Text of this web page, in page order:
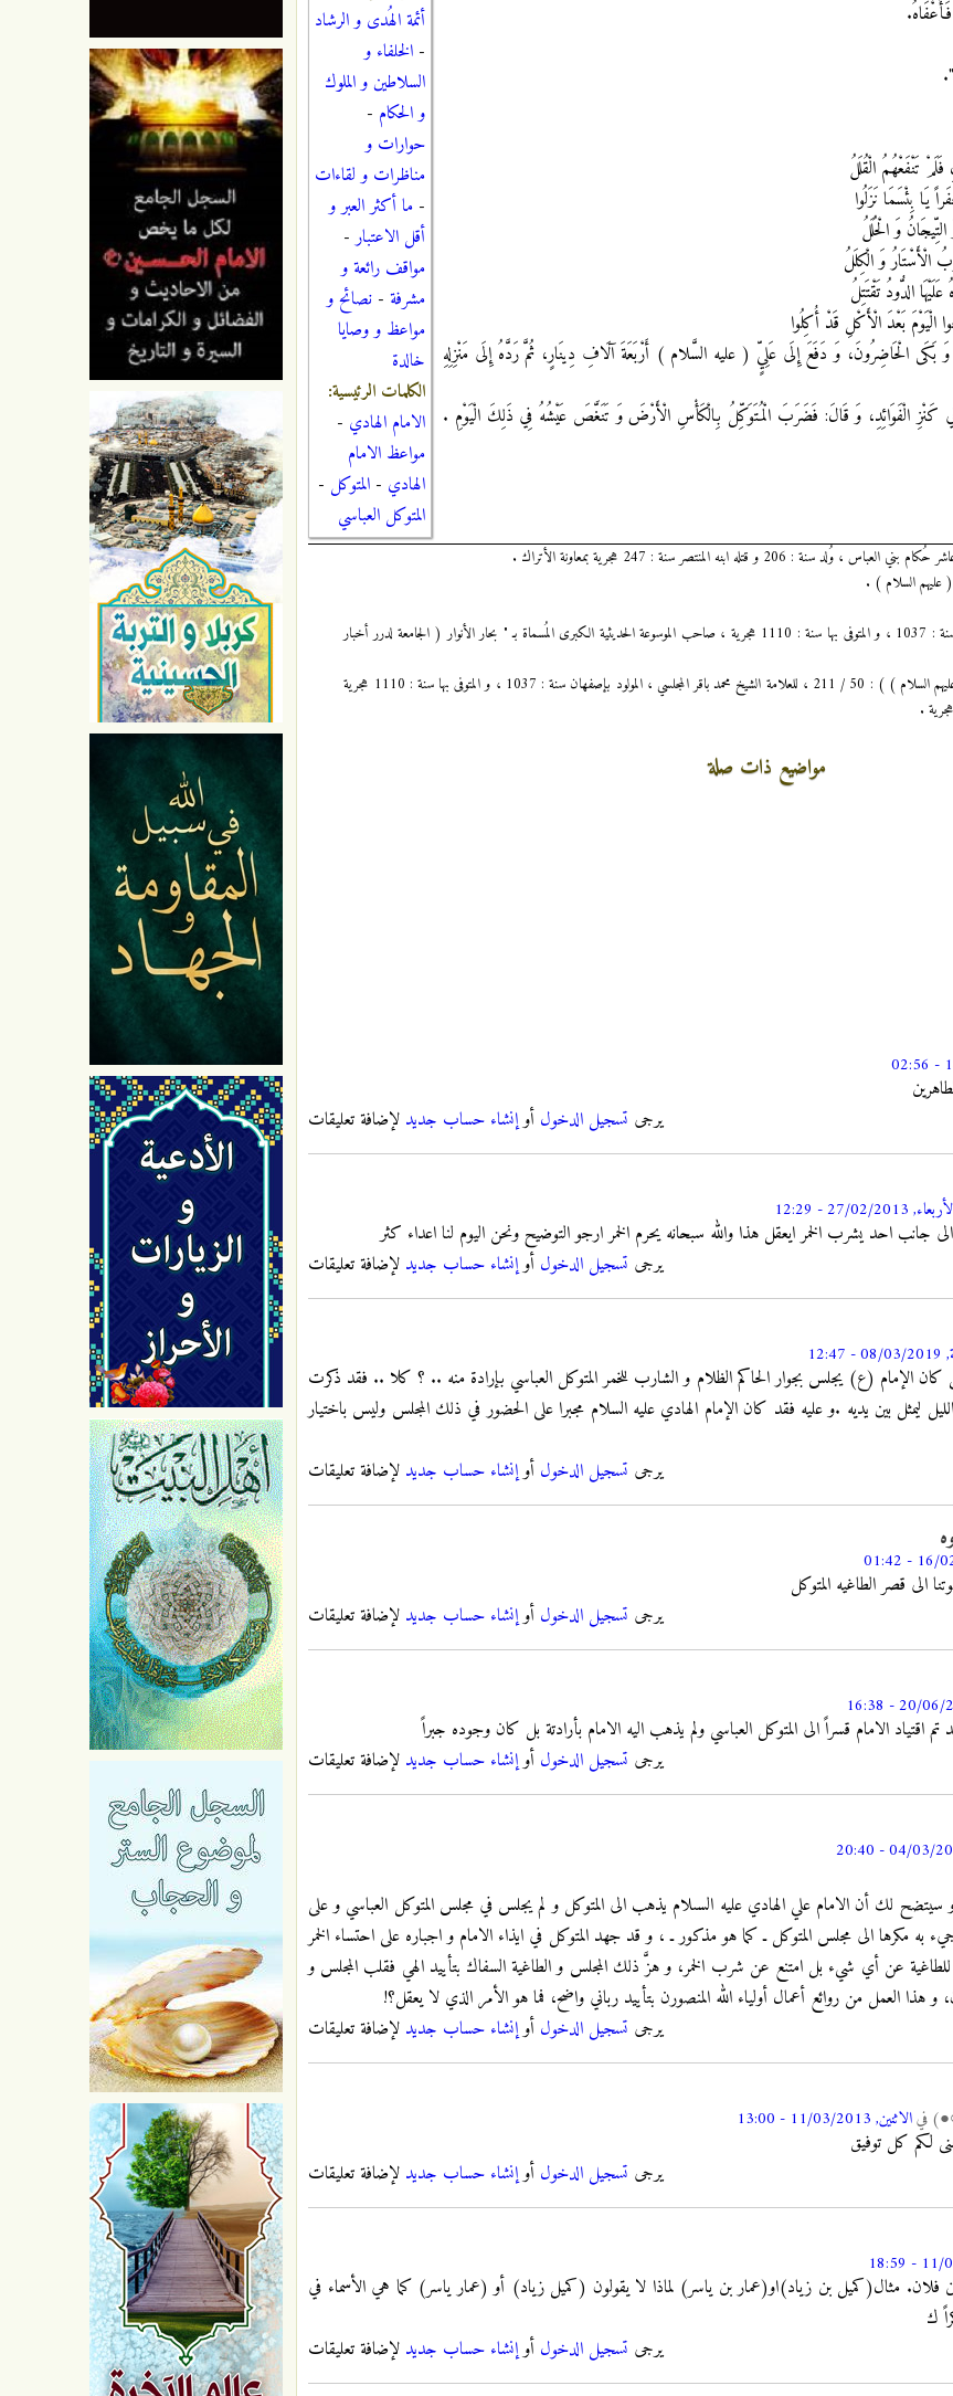
أئمة الهُدى و الرشاد
- الخلفاء و
السلاطين و الملوك
و الحكام -
حوارات و
مناظرات و لقاءات
- ما أكثر العبر و
أقل الاعتبار-
مواقف رائعة و
مشرفة - نصائح و
مواعظ و وصايا
خالدة
الكلمات الرئيسية:
الامام الهادي -
مواعظ الامام
الهادي - المتوكل -
المتوكل العباسي
تَنْفَعْهُمُ الْقُلَلُ‏
يَا بِئْسَمَا نَزَلُوا
وَ الْحُلَلُ‏
الْأَسْتَارُ وَ الْكِلَلُ‏
الدُّودُ تَقْتَتِلُ‏
بَعْدَ الْأَكْلِ قَدْ أُكِلُوا
الْحَاضِرُونَ، وَ دَفَعَ إِلَى عَلِيٍّ ( عليه السَّلام ) أَرْبَعَةَ آلَافِ دِينَارٍ، ثُمَّ رَدَّهُ إِلَى مَنْزِلِهِ
كَنْزِ الْفَوَائِدِ، وَ قَالَ: فَضَرَبَ الْمُتَوَكِّلُ بِالْكَأْسِ‏ الْأَرْضَ وَ تَنَغَّصَ عَيْشُهُ فِي ذَلِكَ الْيَوْمِ .
قتله ابنه المنتصر سنة : 247 هجرية بمعاونة الأتراك .
عليهم السلام ) .
العلامة الشيخ محمد باقر المجلسي ، المولود بإصفهان سنة : 1037 ، و المتوفى بها سنة : 1110 هجرية ، صاحب الموسوعة الحديثية الكبرى المُسماة بـ " بحار الأنوار ( الجامعة لدرر أخبار
بحار الأنوار ( الجامعة لدرر أخبار الأئمة الأطهار ( عليهم السلام ) ) : 50 / 211 ، للعلامة الشيخ محمد باقر المجلسي ، المولود بإصفهان سنة : 1037 ، و المتوفى بها سنة : 1110 هجرية
مواضيع ذات صلة
يرجى تسجيل الدخول أوإنشاء حساب جديد لإضافة تعليقات
27/02/2013 - 12:29
احد يشرب الخمر ايعقل هذا والله سبحانه يحرم الخمر ارجو التوضيح ونحن اليوم لنا اعداء كثر
يرجى تسجيل الدخول أوإنشاء حساب جديد لإضافة تعليقات
كان الإمام (ع) يجلس بجوار الحاكم الظلام و الشارب للخمر المتوكل العباسي بإرادة منه .. ؟ كلا .. فقد ذكرت
ليمثل بين يديه .و عليه فقد كان الإمام الهادي عليه السلام مجبرا على الحضور في ذلك المجلس وليس باختيار
يرجى تسجيل الدخول أوإنشاء حساب جديد لإضافة تعليقات
الى قصر الطاغيه المتوكل
يرجى تسجيل الدخول أوإنشاء حساب جديد لإضافة تعليقات
اقتياد الامام قسراً الى المتوكل العباسي ولم يذهب اليه الامام بأرادتة بل كان وجوده جبراً
يرجى تسجيل الدخول أوإنشاء حساب جديد لإضافة تعليقات
لك أن الامام علي الهادي عليه السىلام يذهب الى المتوكل و لم يجلس في مجلس المتوكل العباسي و على
جيء به مكرها الى مجلس المتوكل ـ كما هو مذكور ـ ، و قد جهد المتوكل في ايذاء الامام و اجباره على احتساء الخمر
للطاغية عن أي شيء بل امتنع عن شرب الخمر، و هزَّ ذلك المجلس و الطاغية السفاك بتأييد الهي فقلب المجلس و
العمل من روائع أعمال أولياء الله المنصورن بتأييد رباني واضح، فما هو الأمر الذي لا يعقل؟!
يرجى تسجيل الدخول أوإنشاء حساب جديد لإضافة تعليقات
فيالاثنين, 11/03/2013 - 13:00
لكم كل توفيق
يرجى تسجيل الدخول أوإنشاء حساب جديد لإضافة تعليقات
فلان. مثال(كميل بن زياد)او(عمار بن ياسر) لماذا لا يقولون (كميل زياد) أو (عمار ياسر) كما هي الأسماء في
ك
يرجى تسجيل الدخول أوإنشاء حساب جديد لإضافة تعليقات